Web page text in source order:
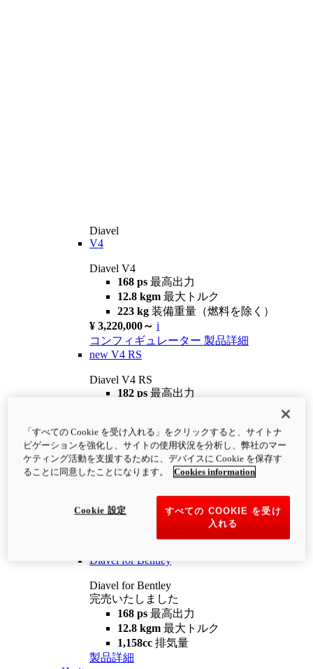
Diavel
V4
Diavel V4
168 ps 最高出力
12.8 kgm 最大トルク
223 kg 装備重量（燃料を除く）
¥ 3,220,000～ i
コンフィギュレーター 製品詳細
new V4 RS
Diavel V4 RS
182 ps 最高出力
¥4,400,000 i
コンフィギュレーター 製品詳細
newV4 RS 100
12.2 kgm
最大トルク
装備重量（燃料を除く）
Diavel for Bentley
Diavel for Bentley
完売いたしました
168 ps 最高出力
12.8 kgm 最大トルク
1,158cc 排気量
製品詳細
「すべての Cookie を受け入れる」をクリックすると、サイトナ
ビゲーションを強化し、サイトの使用状況を分析し、弊社のマー
ケティング活動を支援するために、デバイスに Cookie を保存す
ることに同意したことになります。
Cookies information
すべての COOKIE を受け
入れる
Cookie 設定